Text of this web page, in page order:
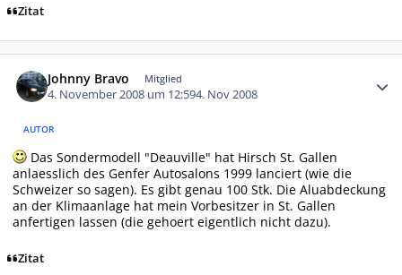
Zitat
Johnny Bravo Mitglied
4. November 2008 um 12:594. Nov 2008
AUTOR
Das Sondermodell "Deauville" hat Hirsch St. Gallen
anlaesslich des Genfer Autosalons 1999 lanciert (wie die
Schweizer so sagen). Es gibt genau 100 Stk. Die Aluabdeckung
an der Klimaanlage hat mein Vorbesitzer in St. Gallen
anfertigen lassen (die gehoert eigentlich nicht dazu).
Zitat